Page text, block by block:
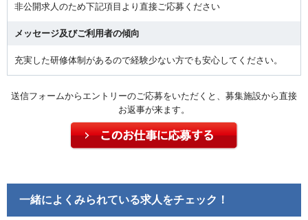
非公開求人のため下記項目より直接ご応募ください
メッセージ及びご利用者の傾向
充実した研修体制があるので経験少ない方でも安心してください。
送信フォームからエントリーのご応募をいただくと、募集施設から直接
お返事が来ます。
一緒によくみられている求人をチェック！